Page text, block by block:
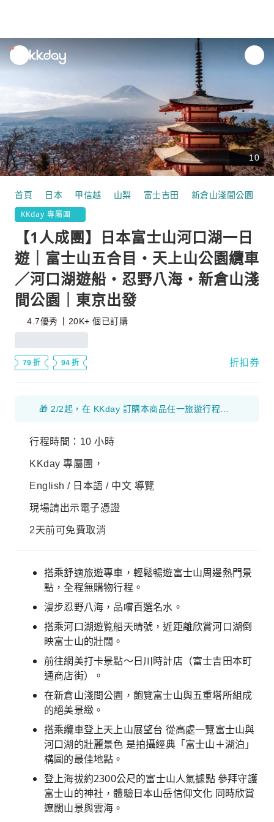
unread
notifications
10
首頁 日本 甲信越 山梨 富士吉田 新倉山淺間公園
KKday 專屬團
【1人成團】日本富士山河口湖一日
遊｜富士山五合目・天上山公園纜車
／河口湖遊船・忍野八海・新倉山淺
間公園｜東京出發
4.7優秀 20K+ 個已訂購
79 折 94 折 折扣券
行程時間：10 小時
KKday 專屬團，
English / 日本語 / 中文 導覽
現場請出示電子憑證
2天前可免費取消
搭乘舒適旅遊專車，輕鬆暢遊富士山周邊熱門景
點，全程無購物行程。
漫步忍野八海，品嚐百選名水。
搭乘河口湖遊覧船天晴號，近距離欣賞河口湖倒
映富士山的壯闊。
前往網美打卡景點～日川時計店（富士吉田本町
通商店街）。
在新倉山淺間公園，飽覽富士山與五重塔所組成
的絕美景緻。
搭乘纜車登上天上山展望台 從高處一覽富士山與
河口湖的壯麗景色 是拍攝經典「富士山＋湖泊」
構圖的最佳地點。
登上海拔約2300公尺的富士山人氣據點 參拜守護
富士山的神社，體驗日本山岳信仰文化 同時欣賞
遼闊山景與雲海。